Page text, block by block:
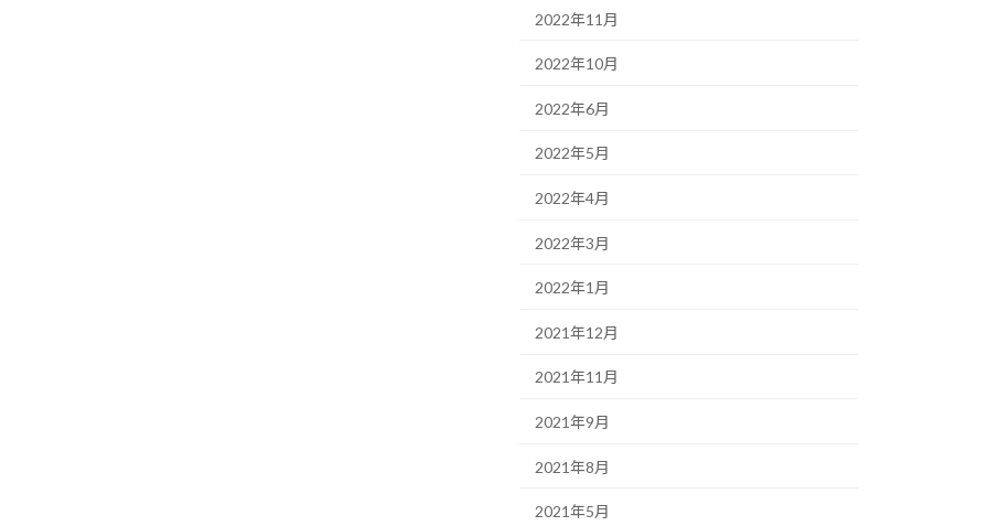
2022年11月
2022年10月
2022年6月
2022年5月
2022年4月
2022年3月
2022年1月
2021年12月
2021年11月
2021年9月
2021年8月
2021年5月